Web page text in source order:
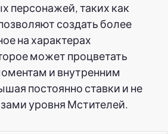
персонажей, таких как
создать более
на характерах
может процветать
и внутренним
постоянно ставки и не
уровня Мстителей.